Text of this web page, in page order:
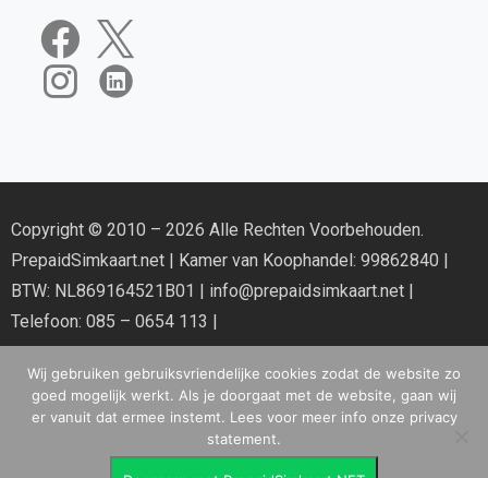
Copyright © 2010 – 2026 Alle Rechten Voorbehouden.
PrepaidSimkaart.net | Kamer van Koophandel: 99862840 |
BTW: NL869164521B01 | info@prepaidsimkaart.net |
Telefoon: 085 – 0654 113 |
Disclaimer & Privacy Policy|
Wij gebruiken gebruiksvriendelijke cookies zodat de website zo
goed mogelijk werkt. Als je doorgaat met de website, gaan wij
er vanuit dat ermee instemt. Lees voor meer info onze privacy
statement.